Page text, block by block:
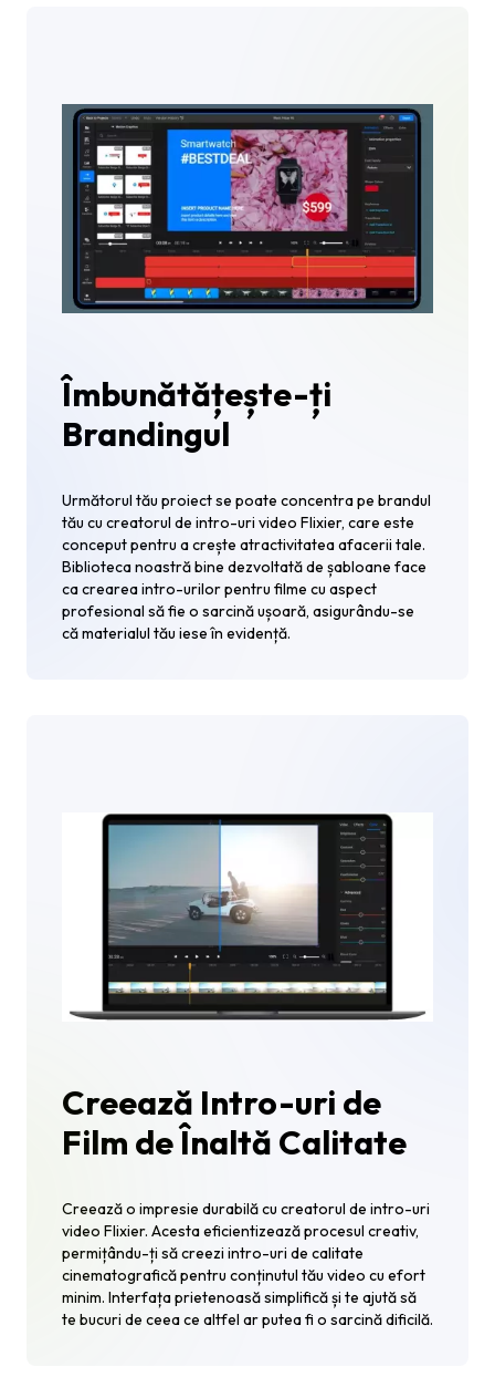
Îmbunătățește-ți
Brandingul
Următorul tău proiect se poate concentra pe brandul
tău cu creatorul de intro-uri video Flixier, care este
conceput pentru a crește atractivitatea afacerii tale.
Biblioteca noastră bine dezvoltată de șabloane face
ca crearea intro-urilor pentru filme cu aspect
profesional să fie o sarcină ușoară, asigurându-se
că materialul tău iese în evidență.
Creează Intro-uri de
Film de Înaltă Calitate
Creează o impresie durabilă cu creatorul de intro-uri
video Flixier. Acesta eficientizează procesul creativ,
permițându-ți să creezi intro-uri de calitate
cinematografică pentru conținutul tău video cu efort
minim. Interfața prietenoasă simplifică și te ajută să
te bucuri de ceea ce altfel ar putea fi o sarcină dificilă.